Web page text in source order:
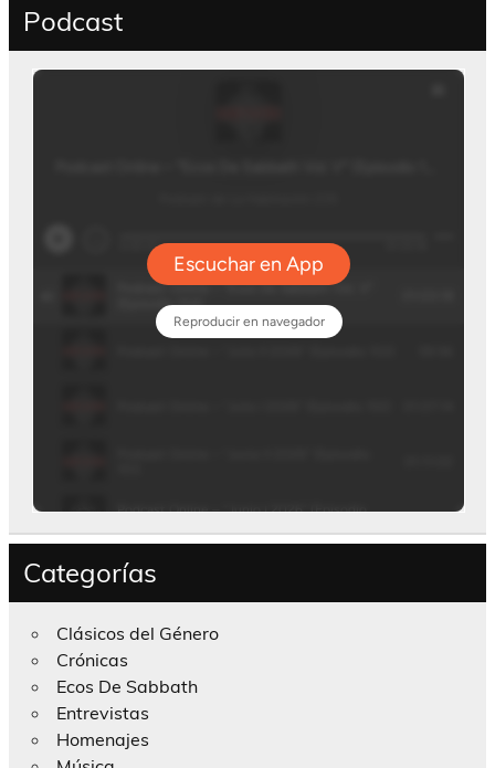
Podcast
Categorías
Clásicos del Género
Crónicas
Ecos De Sabbath
Entrevistas
Homenajes